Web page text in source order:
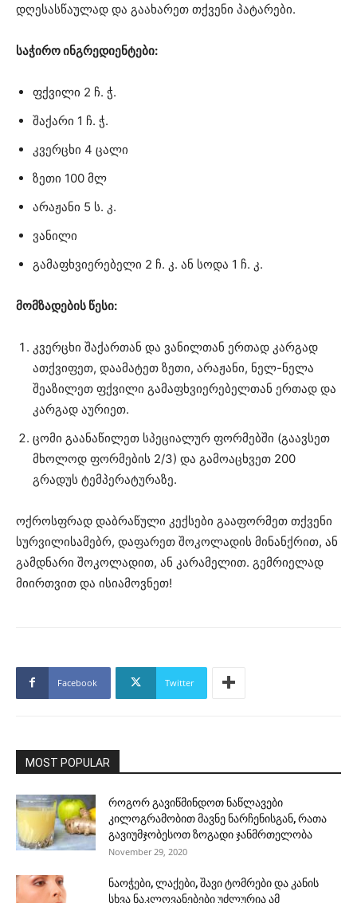
დღესასწაულად და გაახარეთ თქვენი პატარები.
საჭირო ინგრედიენტები:
ფქვილი 2 ჩ. ჭ.
შაქარი 1 ჩ. ჭ.
კვერცხი 4 ცალი
ზეთი 100 მლ
არაჟანი 5 ს. კ.
ვანილი
გამაფხვიერებელი 2 ჩ. კ. ან სოდა 1 ჩ. კ.
მომზადების წესი:
კვერცხი შაქართან და ვანილთან ერთად კარგად
ათქვიფეთ, დაამატეთ ზეთი, არაჟანი, ნელ-ნელა
შეაზილეთ ფქვილი გამაფხვიერებელთან ერთად და
კარგად აურიეთ.
ცომი გაანაწილეთ სპეციალურ ფორმებში (გაავსეთ
მხოლოდ ფორმების 2/3) და გამოაცხვეთ 200
გრადუს ტემპერატურაზე.
ოქროსფრად დაბრაწული კექსები გააფორმეთ თქვენი
სურვილისამებრ, დაფარეთ შოკოლადის მინანქრით, ან
გამდნარი შოკოლადით, ან კარამელით. გემრიელად
მიირთვით და ისიამოვნეთ!
Facebook Twitter
MOST POPULAR
როგორ გავიწმინდოთ ნაწლავები
კილოგრამობით მავნე ნარჩენისგან, რათა
გავიუმჯობესოთ ზოგადი ჯანმრთელობა
November 29, 2020
ნაოჭები, ლაქები, შავი ტომრები და კანის
სხვა ნაკლოვანებები უძლურია ამ